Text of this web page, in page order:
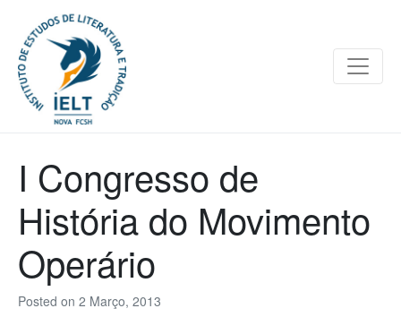
Posted on 2 Março, 2013
I Congresso de
História do Movimento
Operário